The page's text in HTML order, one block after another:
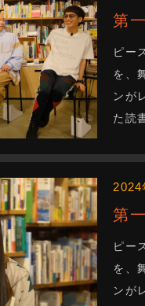
第
ピー
を、
ンが
た読
第
ピー
を、
ンが